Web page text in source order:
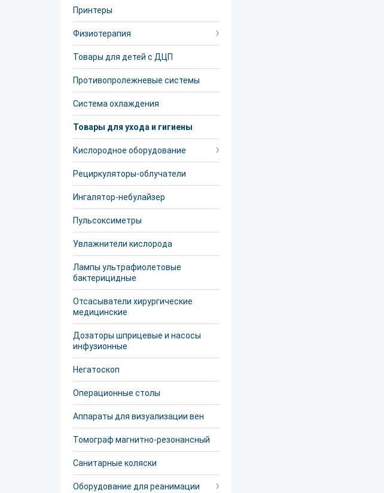
Принтеры
Физиотерапия
Товары для детей с ДЦП
Противопролежневые системы
Система охлаждения
Товары для ухода и гигиены
Кислородное оборудование
Рециркуляторы-облучатели
Ингалятор-небулайзер
Пульсоксиметры
Увлажнители кислорода
Лампы ультрафиолетовые
бактерицидные
Отсасыватели хирургические
медицинские
Дозаторы шприцевые и насосы
инфузионные
Негатоскоп
Операционные столы
Аппараты для визуализации вен
Томограф магнитно-резонансный
Санитарные коляски
Оборудование для реанимации